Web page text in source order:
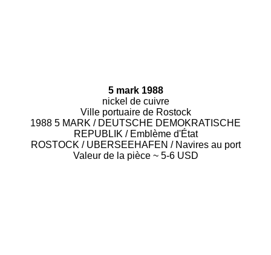
5 mark 1988
nickel de cuivre
Ville portuaire de Rostock
1988 5 MARK / DEUTSCHE DEMOKRATISCHE
REPUBLIK / Emblème d'État
ROSTOCK / UBERSEEHAFEN / Navires au port
Valeur de la pièce ~ 5-6 USD